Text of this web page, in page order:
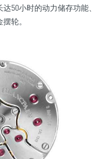
50小时的动力储存功能、
轮。